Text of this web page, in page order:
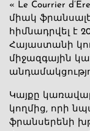
« Le Courrier
միակ
հիմնադրվել է
Հայաստանի
միջազգային
Կայքը
կողմից, որի
ֆրանսերենի